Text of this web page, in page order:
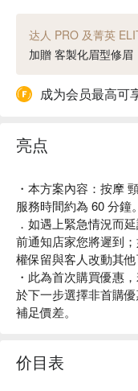
达人 PRO 及菁英
加贈 客製化眉型修眉
成为会员最高可
亮点
・本方案內容：按摩
服務時間約為 60 分鐘。
．如遇上緊急情況而
前通知店家您將遲到
權保留與客人改動其他
・此為首次購買優惠
於下一步選擇非首購
補足價差。
价目表